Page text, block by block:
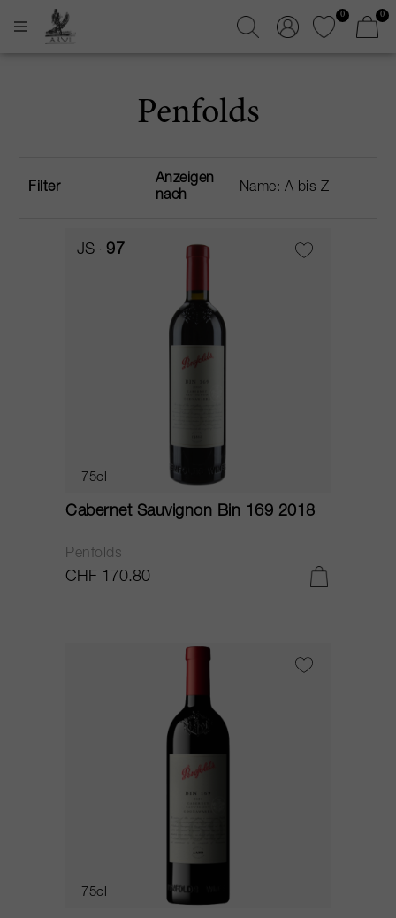
0 0
Penfolds
Filter
Anzeigen
nach
JS 97
75cl
Cabernet Sauvignon Bin 169 2018
Penfolds
CHF 170.80
75cl